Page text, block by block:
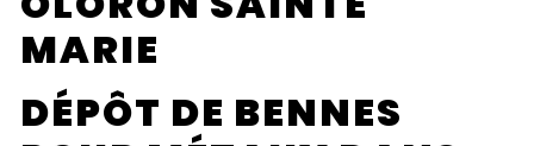
MARIE
DÉPÔT DE BENNES